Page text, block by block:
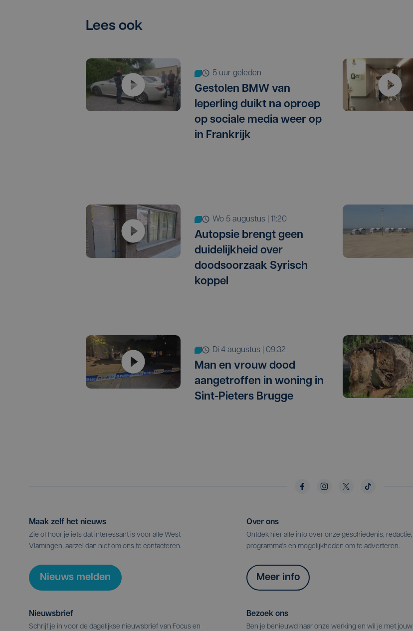
Lees ook
5 uur geleden
Gestolen BMW van
Ieperling duikt na oproep
op sociale media weer op
in Frankrijk
wo 5 augustus | 11:20
Autopsie brengt geen
duidelijkheid over
doodsoorzaak Syrisch
koppel
di 4 augustus | 09:32
Man en vrouw dood
aangetroffen in woning in
Sint-Pieters Brugge
Maak zelf het nieuws
Zie of hoor je iets dat interessant is voor alle West-
Vlamingen, aarzel dan niet om ons te contacteren.
Nieuws melden
Over ons
Ontdek hier alle info over onze geschiedenis, redactie,
programma's en mogelijkheden om te adverteren.
Meer info
Nieuwsbrief
Schrijf je in voor de dagelijkse nieuwsbrief van Focus en
Bezoek ons
Ben je benieuwd naar onze werking en wil je met jouw